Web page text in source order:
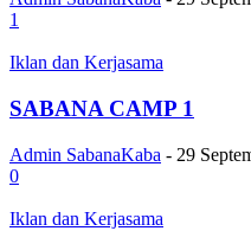
1
Iklan dan Kerjasama
SABANA CAMP 1
Admin SabanaKaba - 29
0
Iklan dan Kerjasama